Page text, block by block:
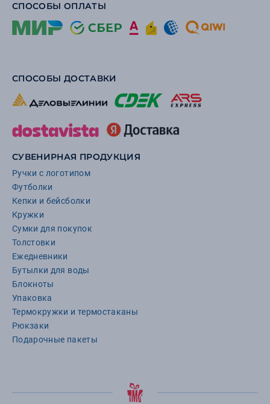
СПОСОБЫ ОПЛАТЫ
СПОСОБЫ ДОСТАВКИ
СУВЕНИРНАЯ ПРОДУКЦИЯ
Ручки с логотипом
Футболки
Кепки и бейсболки
Кружки
Сумки для покупок
Толстовки
Ежедневники
Бутылки для воды
Блокноты
Упаковка
Термокружки и термостаканы
Рюкзаки
Подарочные пакеты